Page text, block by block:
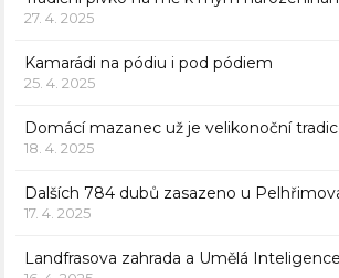
27. 4. 2025
Kamarádi na pódiu i pod pódiem
25. 4. 2025
Domácí mazanec už je velikonoční
18. 4. 2025
Dalších 784 dubů zasazeno u
17. 4. 2025
Landfrasova zahrada a Umělá Inteligence